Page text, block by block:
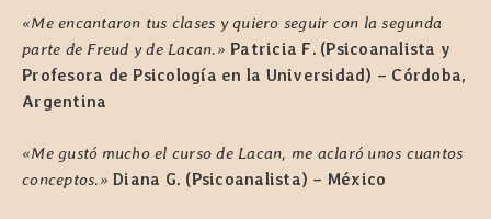
«Me encantaron tus clases y quiero seguir con la segunda
parte de Freud y de Lacan.» Patricia F. (Psicoanalista y
Profesora de Psicología en la Universidad) – Córdoba,
Argentina
«Me gustó mucho el curso de Lacan, me aclaró unos cuantos
conceptos.» Diana G. (Psicoanalista) – México